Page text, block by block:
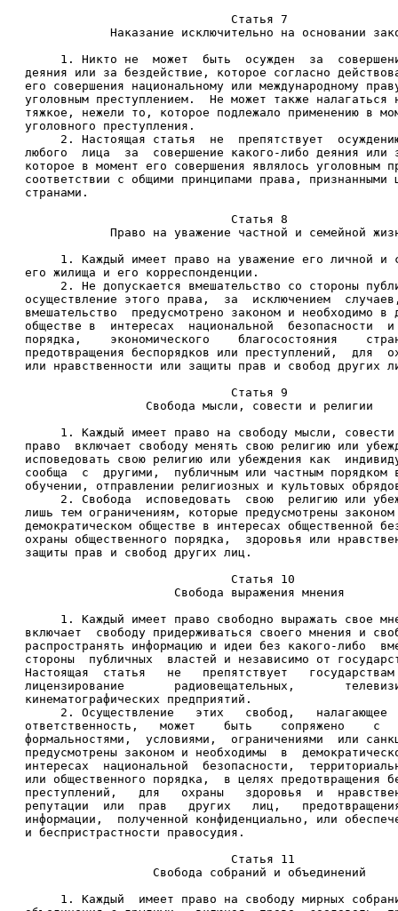
                             Статья 7
Наказание исключительно на основании
1. Никто не  может  быть  осужден  за
деяния или за бездействие, которое согласно
его совершения национальному или международному
уголовным преступлением.  Не может также налагаться
тяжкое, нежели то, которое подлежало применению в
уголовного преступления.
2. Настоящая статья  не  препятствует
любого  лица  за  совершение какого-либо деяния или
которое в момент его совершения являлось уголовным
соответствии с общими принципами права, признанными
странами.
                             Статья 8
Право на уважение частной и семейной
1. Каждый имеет право на уважение его личной и
его жилища и его корреспонденции.
2. Не допускается вмешательство со стороны
осуществление этого права,  за  исключением
вмешательство  предусмотрено законом и необходимо в
обществе в  интересах  национальной  безопасности
порядка,    экономического    благосостояния
предотвращения беспорядков или преступлений,  для
или нравственности или защиты прав и свобод других
                             Статья 9
                 Свобода мысли, совести и религии
1. Каждый имеет право на свободу мысли,
право  включает свободу менять свою религию или
исповедовать свою религию или убеждения как
сообща  с  другими,  публичным или частным порядком
обучении, отправлении религиозных и культовых
2. Свобода  исповедовать  свою  религию или
лишь тем ограничениям, которые предусмотрены
демократическом обществе в интересах общественной
охраны общественного порядка,  здоровья или
защиты прав и свобод других лиц.
                             Статья 10
                     Свобода выражения мнения
1. Каждый имеет право свободно выражать свое
включает  свободу придерживаться своего мнения и
распространять информацию и идеи без какого-либо
стороны  публичных  властей и независимо от
Настоящая  статья   не   препятствует
лицензирование       радиовещательных,
кинематографических предприятий.
2. Осуществление   этих   свобод,   налагающее
ответственность,   может    быть    сопряжено    с
формальностями,  условиями,  ограничениями  или
предусмотрены законом и необходимы  в
интересах  национальной  безопасности,
или общественного порядка,  в целях предотвращения
преступлений,   для   охраны   здоровья  и
репутации  или  прав   других   лиц,
информации,  полученной конфиденциально, или
и беспристрастности правосудия.
                             Статья 11
                  Свобода собраний и объединений
1. Каждый  имеет право на свободу мирных